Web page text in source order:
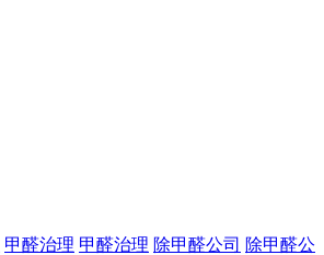
甲醛治理 甲醛治理 除甲醛公司 除甲醛公